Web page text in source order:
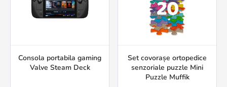
Consola portabila gaming
Valve Steam Deck
Set covorașe ortopedice
senzoriale puzzle Mini
Puzzle Muffik